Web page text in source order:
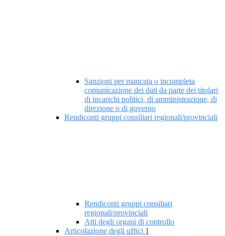
Sanzioni per mancata o incompleta
comunicazione dei dati da parte dei titolari
di incarichi politici, di amministrazione, di
direzione o di governo
Rendiconti gruppi consiliari regionali/provinciali
Rendiconti gruppi consiliari
regionali/provinciali
Atti degli organi di controllo
Articolazione degli uffici 1